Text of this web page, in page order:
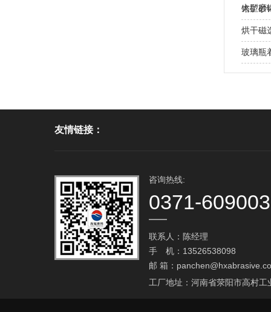
大型磨
处？
铬矿砂
烘干磁
玻璃瓶
友情链接：
咨询热线:
0371-
联系人：陈经理
手 机：13526538098
邮 箱：
工厂地址：河南省荥阳市高村工